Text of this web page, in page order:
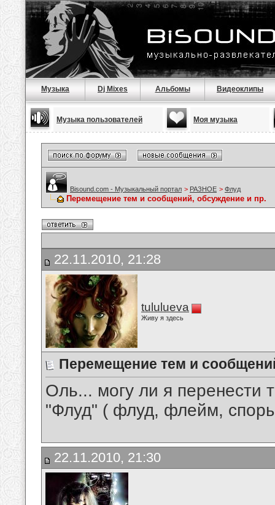
Музыка Dj Mixes Альбомы Видеоклипы
Музыка пользователей Моя музыка
Bisound.com - Музыкальный портал > РАЗНОЕ > Флуд
Перемещение тем и сообщений, обсуждение и пр.
22.11.2010, 21:28
tululueva
Живу я здесь
Перемещение тем и
Оль... могу ли я перенести
"Флуд" ( флуд, флейм,
22.11.2010, 21:30